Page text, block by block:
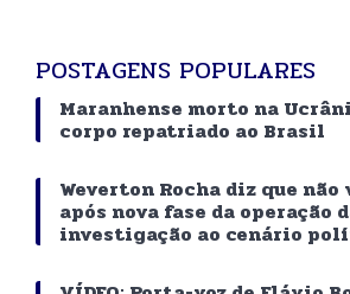
POSTAGENS POPULARES
Maranhense morto na
corpo repatriado ao Brasil
Weverton Rocha diz que não
após nova fase da operação
investigação ao cenário